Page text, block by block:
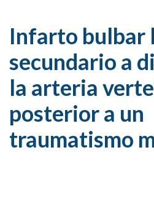
Infarto bulbar
secundario a
la arteria
posterior a un
traumatismo